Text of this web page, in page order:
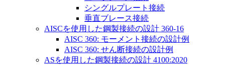
シングルプレート接続
垂直ブレース接続
AISCを使用した鋼製接続の設計 360-16
AISC 360: モーメント接続の設計例
AISC 360: せん断接続の設計例
ASを使用した鋼製接続の設計 4100:2020